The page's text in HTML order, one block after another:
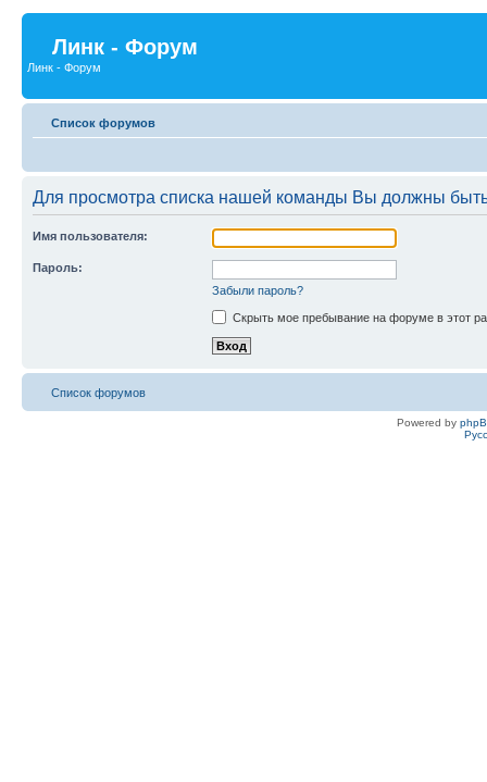
Линк - Форум
Линк - Форум
Список форумов
Для просмотра списка нашей команды Вы должны
Имя пользователя:
Пароль:
Забыли пароль?
Скрыть мое пребывание на форуме в этот
Список форумов
Powered by